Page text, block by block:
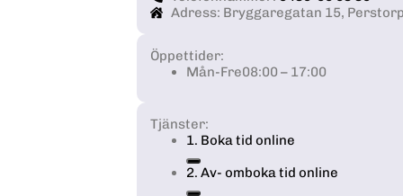
Adress: Bryggaregatan 15, Perstorp
Öppettider:
Mån-Fre08:00 – 17:00
Tjänster:
1. Boka tid online
2. Av- omboka tid online